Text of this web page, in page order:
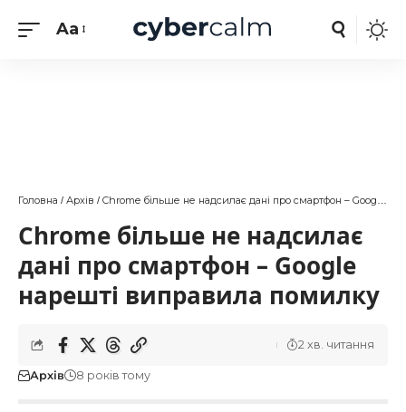
Aa
Головна / Архів / Chrome більше не надсилає дані про смартфон – Google нарешті виправила помилку
Chrome більше не надсилає
дані про смартфон – Google
нарешті виправила помилку
Архів 8 років тому
2 хв. читання